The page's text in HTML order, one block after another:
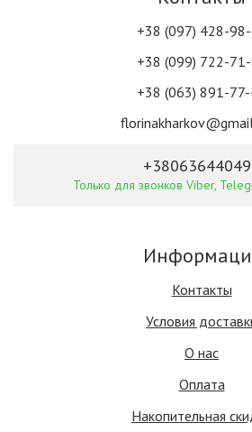
+38 (097) 428-
+38 (099) 722-
+38 (063) 891-
Только для звонков Viber,
Контакты
Условия
О нас
Оплата
Накопительная